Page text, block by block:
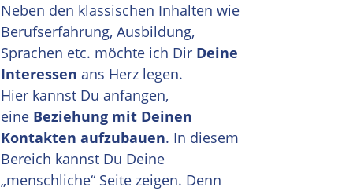
Neben den klassischen Inhalten wie
Berufserfahrung, Ausbildung,
Sprachen etc. möchte ich Dir Deine
Interessen ans Herz legen.
Hier kannst Du anfangen,
eine Beziehung mit Deinen
Kontakten aufzubauen. In diesem
Bereich kannst Du Deine
„menschliche“ Seite zeigen. Denn